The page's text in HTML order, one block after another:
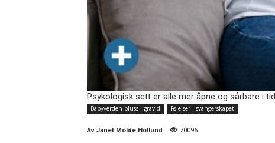
Psykologisk sett er alle mer åpne og sårbare i
Babyverden pluss - gravid Følelser i svangerskapet
Av Janet Molde Hollund 70096